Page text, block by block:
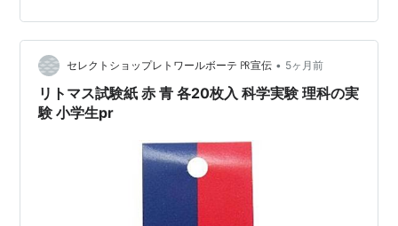
齢になると乗れる時間も限られてくるので、妥協はでき
るだけ減らしたいとも思っています。 印象に残っている
記事—MR2で釣りに行く人— ふと思い出したのが、
「MR2で釣りに行く人」の記事です。
セレクトショップレトワールボーテ ㏚宣伝 • 5ヶ月前
リトマス試験紙 赤 青 各20枚入 科学実験 理科の実
験 小学生pr